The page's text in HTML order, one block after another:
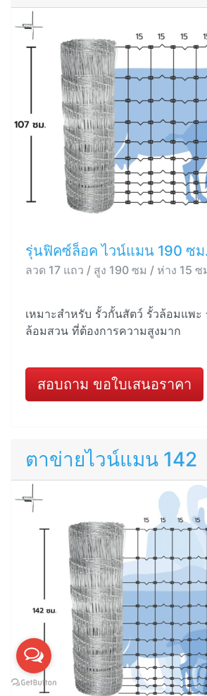
รุ่นฟิคซ์ล็อค ไวน์แมน 190 ซม
ลวด 17 แถว / สูง 190 ซม / ห่าง 15 ซ
เหมาะสำหรับ รั้วกั้นสัตว์ รั้วล้อมแพะ
ล้อมสวน ที่ต้องการความสูงมาก
สอบถาม ขอใบเสนอราคา
ตาข่ายไวน์แมน 142